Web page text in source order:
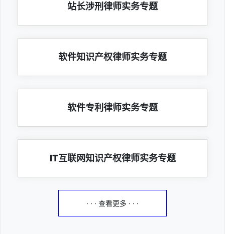
站长涉刑律师实务专题
软件知识产权律师实务专题
软件专利律师实务专题
IT互联网知识产权律师实务专题
· · · 查看更多 · · ·